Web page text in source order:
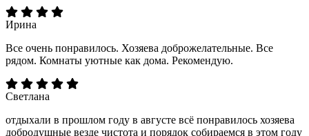
Ирина
Все очень понравилось. Хозяева доброжелательные. Все
рядом. Комнаты уютные как дома. Рекомендую.
Светлана
отдыхали в прошлом году в августе всё понравилось хозяева
добродушные везде чистота и порядок собираемся в этом году